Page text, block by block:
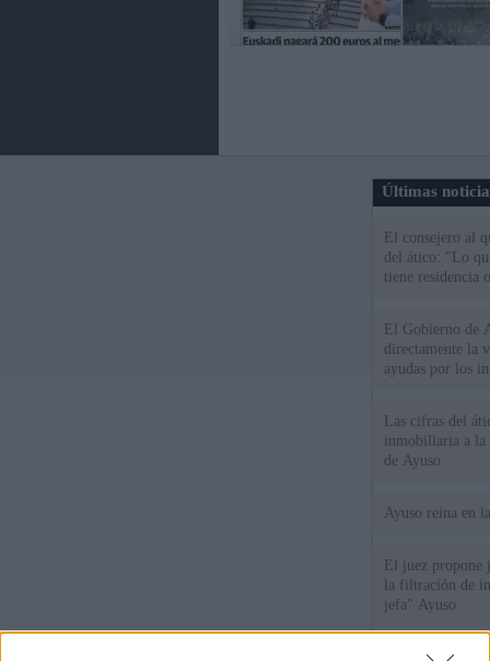
Últimas
El consejero al
del ático: "Lo
tiene residencia
El Gobierno de
directamente la
ayudas por los
Las cifras del
inmobiliaria a la
de Ayuso
Ayuso reina en
El juez propone
la filtración de
jefa" Ayuso
"¿Cuál es el